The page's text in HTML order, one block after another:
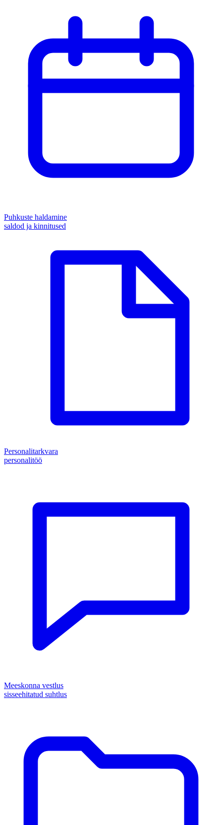
Puhkuste haldamine
saldod ja kinnitused
Personalitarkvara
personalitöö
Meeskonna vestlus
sisseehitatud suhtlus